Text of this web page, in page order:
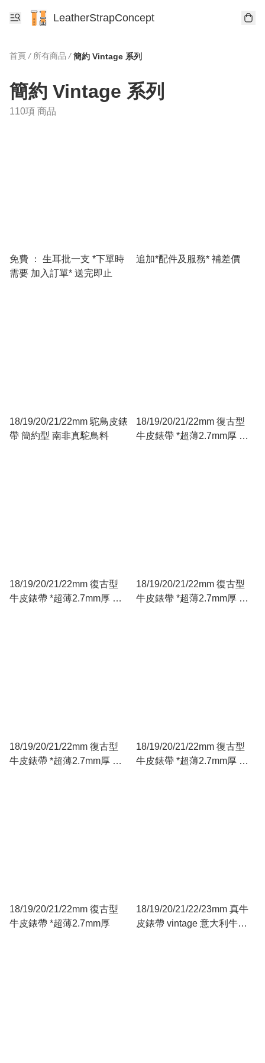
LeatherStrapConcept
首頁 / 所有商品 / 簡約 Vintage 系列
簡約 Vintage 系列
110項 商品
免費 ： 生耳批一支 *下單時
需要 加入訂單* 送完即止
追加*配件及服務* 補差價
18/19/20/21/22mm 駝鳥皮錶
帶 簡約型 南非真駝鳥料
18/19/20/21/22mm 復古型
牛皮錶帶 *超薄2.7mm厚 復
18/19/20/21/22mm 復古型
牛皮錶帶 *超薄2.7mm厚 復
18/19/20/21/22mm 復古型
牛皮錶帶 *超薄2.7mm厚 復
18/19/20/21/22mm 復古型
牛皮錶帶 *超薄2.7mm厚 油
18/19/20/21/22mm 復古型
牛皮錶帶 *超薄2.7mm厚 油
18/19/20/21/22mm 復古型
牛皮錶帶 *超薄2.7mm厚
18/19/20/21/22/23mm 真牛
皮錶帶 vintage 意大利牛皮